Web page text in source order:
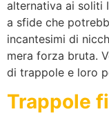
alternativa ai soliti
a sfide che
incantesimi di
mera forza bruta.
di trappole e loro
Trappole